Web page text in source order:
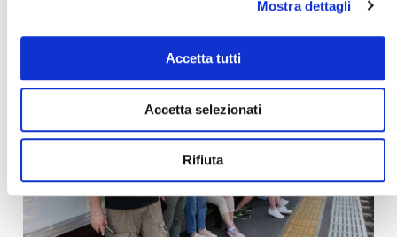
Mostra dettagli
Accetta tutti
Accetta selezionati
Rifiuta
il momento giusto, noi saremo qui. Sempre.